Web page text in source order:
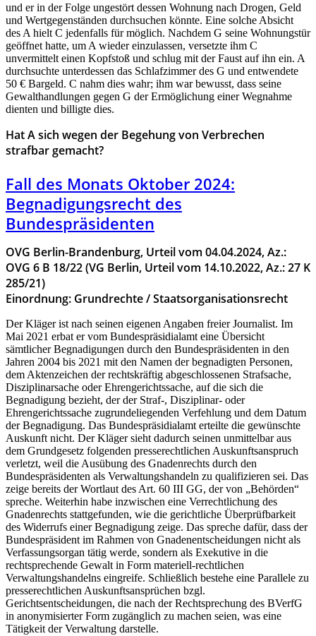
und er in der Folge ungestört dessen Wohnung nach Drogen, Geld
und Wertgegenständen durchsuchen könnte. Eine solche Absicht
des A hielt C jedenfalls für möglich. Nachdem G seine Wohnungstür
geöffnet hatte, um A wieder einzulassen, versetzte ihm C
unvermittelt einen Kopfstoß und schlug mit der Faust auf ihn ein. A
durchsuchte unterdessen das Schlafzimmer des G und entwendete
50 € Bargeld. C nahm dies wahr; ihm war bewusst, dass seine
Gewalthandlungen gegen G der Ermöglichung einer Wegnahme
dienten und billigte dies.
Hat A sich wegen der Begehung von Verbrechen
strafbar gemacht?
Fall des Monats Oktober 2024:
Begnadigungsrecht des
Bundespräsidenten
OVG Berlin-Brandenburg, Urteil vom 04.04.2024, Az.:
OVG 6 B 18/22 (VG Berlin, Urteil vom 14.10.2022, Az.: 27 K
285/21)
Einordnung: Grundrechte/ Staatsorganisationsrecht
Der Kläger ist nach seinen eigenen Angaben freier Journalist. Im
Mai 2021 erbat er vom Bundespräsidialamt eine Übersicht
sämtlicher Begnadigungen durch den Bundespräsidenten in den
Jahren 2004 bis 2021 mit den Namen der begnadigten Personen,
dem Aktenzeichen der rechtskräftig abgeschlossenen Strafsache,
Disziplinarsache oder Ehrengerichtssache, auf die sich die
Begnadigung bezieht, der der Straf-, Disziplinar- oder
Ehrengerichtssache zugrundeliegenden Verfehlung und dem Datum
der Begnadigung. Das Bundespräsidialamt erteilte die gewünschte
Auskunft nicht. Der Kläger sieht dadurch seinen unmittelbar aus
dem Grundgesetz folgenden presserechtlichen Auskunftsanspruch
verletzt, weil die Ausübung des Gnadenrechts durch den
Bundespräsidenten als Verwaltungshandeln zu qualifizieren sei. Das
zeige bereits der Wortlaut des Art. 60 III GG, der von „Behörden“
spreche. Weiterhin habe inzwischen eine Verrechtlichung des
Gnadenrechts stattgefunden, wie die gerichtliche Überprüfbarkeit
des Widerrufs einer Begnadigung zeige. Das spreche dafür, dass der
Bundespräsident im Rahmen von Gnadenentscheidungen nicht als
Verfassungsorgan tätig werde, sondern als Exekutive in die
rechtsprechende Gewalt in Form materiell-rechtlichen
Verwaltungshandelns eingreife. Schließlich bestehe eine Parallele zu
presserechtlichen Auskunftsansprüchen bzgl.
Gerichtsentscheidungen, die nach der Rechtsprechung des BVerfG
in anonymisierter Form zugänglich zu machen seien, was eine
Tätigkeit der Verwaltung darstelle.